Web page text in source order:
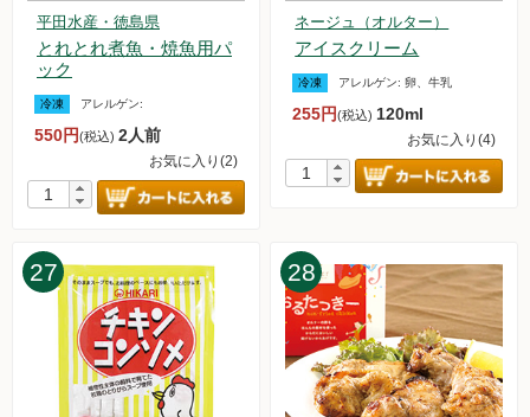
平田水産・徳島県
とれとれ煮魚・焼魚用パ
ック
冷凍 アレルゲン:
550円(税込) 2人前
お気に入り(2)
ネージュ（オルター）
アイスクリーム
冷凍 アレルゲン:卵、牛乳
255円(税込) 120ml
お気に入り(4)
27 28